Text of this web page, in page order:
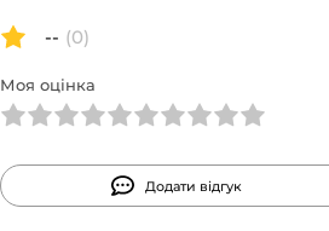
-- (0)
Моя оцінка
Додати відгук